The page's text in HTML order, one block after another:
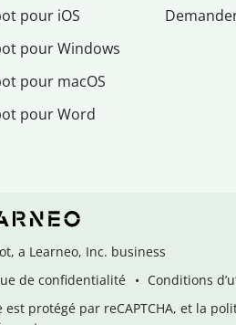
pour iOS
pour Windows
pour macOS
pour Word
a Learneo, Inc. business
de confidentialité
Conditions
est protégé par reCAPTCHA, et la